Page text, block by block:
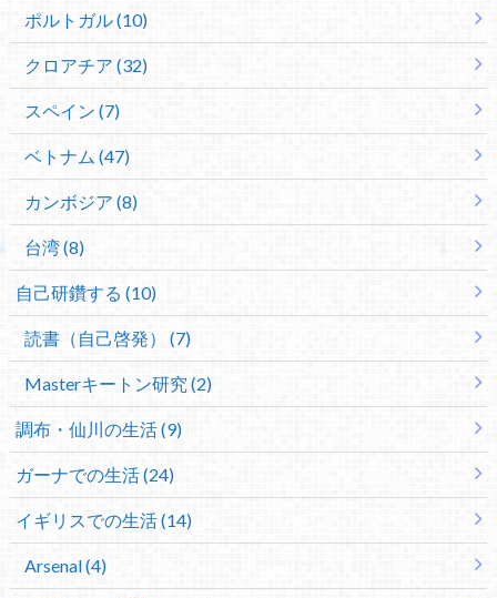
ポルトガル (10)
クロアチア (32)
スペイン (7)
ベトナム (47)
カンボジア (8)
台湾 (8)
自己研鑽する (10)
読書（自己啓発） (7)
Masterキートン研究 (2)
調布・仙川の生活 (9)
ガーナでの生活 (24)
イギリスでの生活 (14)
Arsenal (4)